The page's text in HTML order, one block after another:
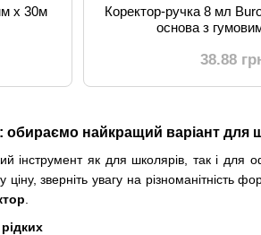
обираємо найкращий варіант для
інструмент як для школярів, так і для
ціну, зверніть увагу на різноманітність
.
х 30м
Коректор-ручка 8 мл
основа з
38.88